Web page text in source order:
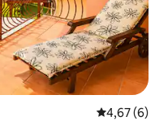
Priemerné
4,67 (6)